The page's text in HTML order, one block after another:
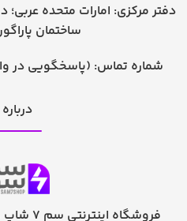
دفتر مرکزی: امارات متحده عربی؛
ساختمان پاراگون،
شماره تماس: +971504205570 (پاسخگویی در واتس اپ)